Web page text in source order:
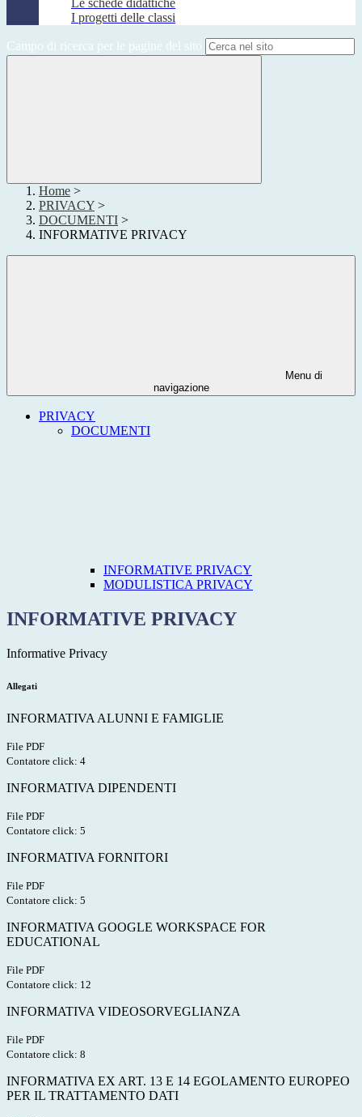
Le schede didattiche
I progetti delle classi
Campo di ricerca per le pagine del sito
Home >
PRIVACY >
DOCUMENTI >
INFORMATIVE PRIVACY
Menu di
navigazione
PRIVACY
DOCUMENTI
INFORMATIVE PRIVACY
MODULISTICA PRIVACY
INFORMATIVE PRIVACY
Informative Privacy
Allegati
INFORMATIVA ALUNNI E FAMIGLIE
File PDF
Contatore click: 4
INFORMATIVA DIPENDENTI
File PDF
Contatore click: 5
INFORMATIVA FORNITORI
File PDF
Contatore click: 5
INFORMATIVA GOOGLE WORKSPACE FOR
EDUCATIONAL
File PDF
Contatore click: 12
INFORMATIVA VIDEOSORVEGLIANZA
File PDF
Contatore click: 8
INFORMATIVA EX ART. 13 E 14 EGOLAMENTO EUROPEO
PER IL TRATTAMENTO DATI